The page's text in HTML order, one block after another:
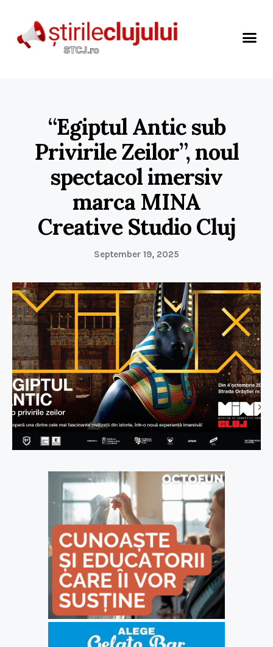
“Egiptul Antic sub
Privirile Zeilor”, noul
spectacol imersiv
marca MINA
Creative Studio Cluj
September 19, 2025